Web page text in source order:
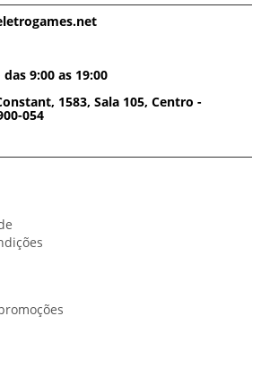
9:00 as 19:00
1583, Sala 105, Centro -
054